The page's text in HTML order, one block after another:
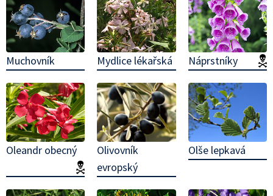
Muchovník Mydlice lékařská Náprstníky
Oleandr obecný
(jedovatá!)
Olivovník
evropský
Olše lepkavá